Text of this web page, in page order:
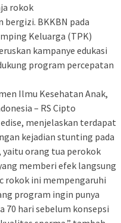
rokok
bergizi. BKKBN pada
Keluarga (TPK)
kampanye edukasi
program percepatan
Ilmu Kesehatan Anak,
– RS Cipto
menjelaskan terdapat
kejadian stunting pada
yaitu orang tua perokok
memberi efek langsung
rokok ini mempengaruhi
program ingin punya
70 hari sebelum konsepsi